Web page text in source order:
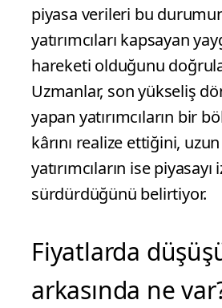
piyasa verileri bu
yatırımcıları kapsayan
hareketi olduğunu
Uzmanlar, son yükseliş
yapan yatırımcıların bir
kârını realize ettiğini,
yatırımcıların ise
sürdürdüğünü belirtiyor.
Fiyatlarda
arkasında ne